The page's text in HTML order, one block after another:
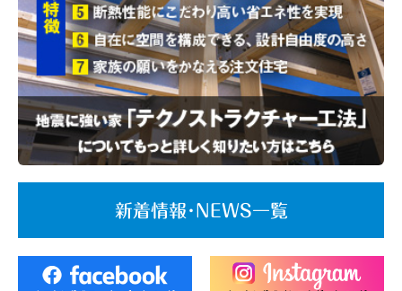
新着情報･NEWS一覧